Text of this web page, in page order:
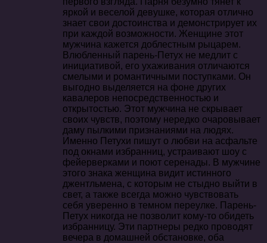
яркой и веселой девушке, которая отлично
знает свои достоинства и демонстрирует их
при каждой возможности. Женщине этот
мужчина кажется доблестным рыцарем.
Влюбленный парень-Петух не медлит с
инициативой, его ухаживания отличаются
смелыми и романтичными поступками. Он
выгодно выделяется на фоне других
кавалеров непосредственностью и
открытостью. Этот мужчина не скрывает
своих чувств, поэтому нередко очаровывает
даму пылкими признаниями на людях.
Именно Петухи пишут о любви на асфальте
под окнами избранниц, устраивают шоу с
фейерверками и поют серенады. В мужчине
этого знака женщина видит истинного
джентльмена, с которым не стыдно выйти в
свет, а также всегда можно чувствовать
себя уверенно в темном переулке. Парень-
Петух никогда не позволит кому-то обидеть
избранницу. Эти партнеры редко проводят
вечера в домашней обстановке, оба